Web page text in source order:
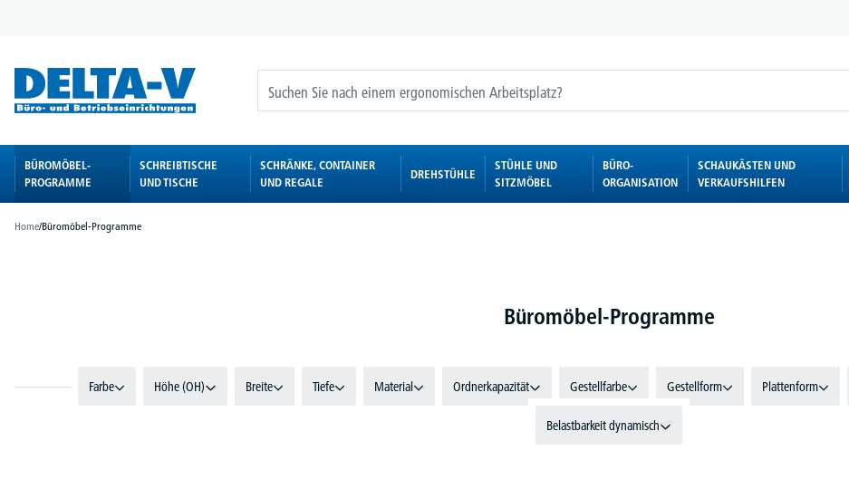
BÜROMÖBEL-
PROGRAMME
SCHREIBTISCHE
UND TISCHE
SCHRÄNKE, CONTAINER
UND REGALE
DREHSTÜHLE
STÜHLE UND
SITZMÖBEL
BÜRO-
ORGANISATION
SCHAUKÄSTEN UND
VERKAUFSHILFEN
Home/Büromöbel-Programme
Büromöbel-Programme
Farbe Höhe (OH) Breite Tiefe Material Ordnerkapazität Gestellfarbe Gestellform Plattenform
Belastbarkeit dynamisch